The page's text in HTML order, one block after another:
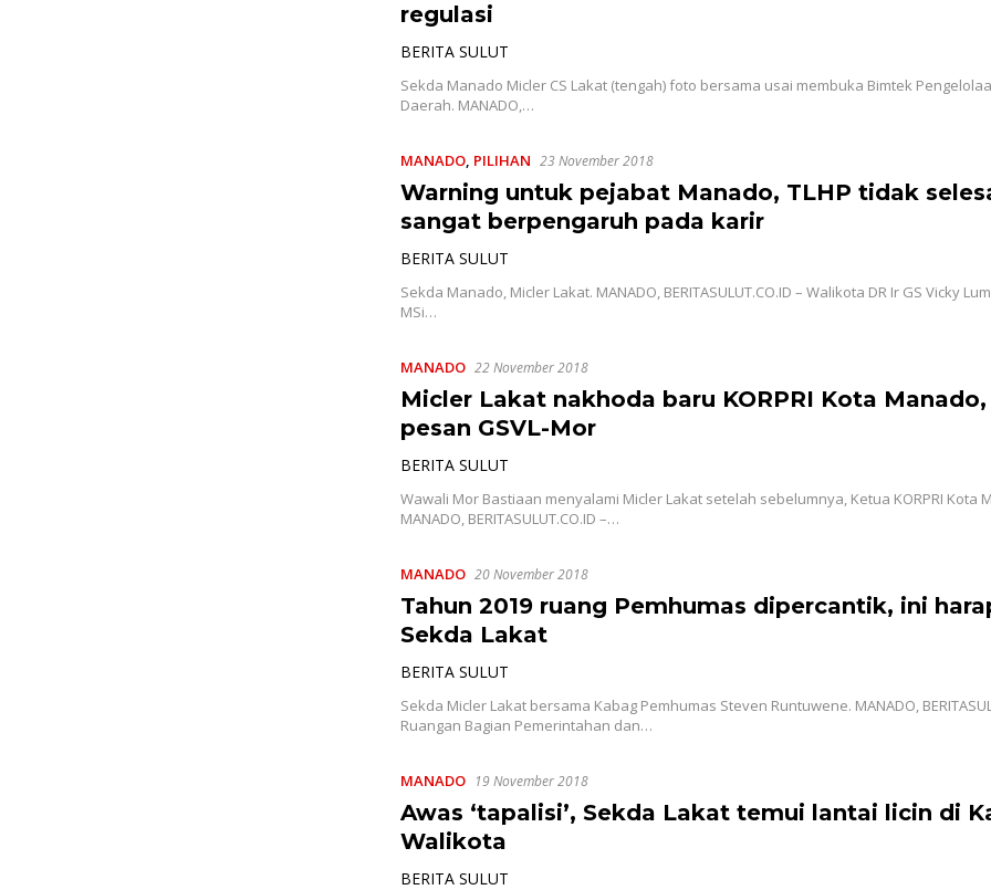
regulasi
BERITA SULUT
Sekda Manado Micler CS Lakat (tengah) foto bersama usai membuka Bimtek
Daerah. MANADO,…
MANADO, PILIHAN 23 November 2018
Warning untuk pejabat Manado, TLHP tidak
sangat berpengaruh pada karir
BERITA SULUT
Sekda Manado, Micler Lakat. MANADO, BERITASULUT.CO.ID – Walikota DR Ir GS Vicky
MSi…
MANADO 22 November 2018
Micler Lakat nakhoda baru KORPRI Kota
pesan GSVL-Mor
BERITA SULUT
Wawali Mor Bastiaan menyalami Micler Lakat setelah sebelumnya, Ketua KORPRI Kota
MANADO, BERITASULUT.CO.ID –…
MANADO 20 November 2018
Tahun 2019 ruang Pemhumas dipercantik, ini
Sekda Lakat
BERITA SULUT
Sekda Micler Lakat bersama Kabag Pemhumas Steven Runtuwene. MANADO,
Ruangan Bagian Pemerintahan dan…
MANADO 19 November 2018
Awas ‘tapalisi’, Sekda Lakat temui lantai licin di
Walikota
BERITA SULUT